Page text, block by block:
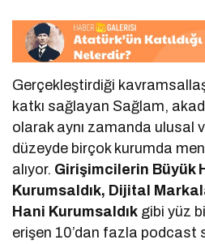
Gerçekleştirdiği
katkı sağlayan Sağlam,
olarak aynı zamanda ulusal
düzeyde birçok kurumda
alıyor. Girişimcilerin Büyük
Kurumsaldık, Dijital
Hani Kurumsaldık gibi yüz
erişen 10’dan fazla podcast